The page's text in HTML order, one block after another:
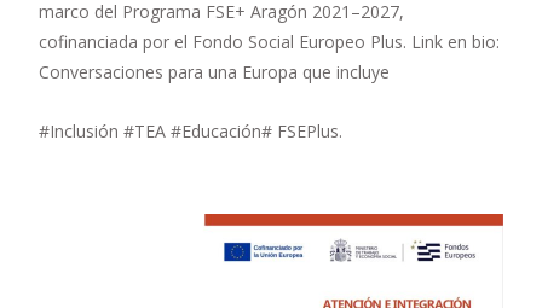
marco del Programa FSE+ Aragón 2021–2027,
cofinanciada por el Fondo Social Europeo Plus. Link en bio:
Conversaciones para una Europa que incluye
#Inclusión #TEA #Educación# FSEPlus.